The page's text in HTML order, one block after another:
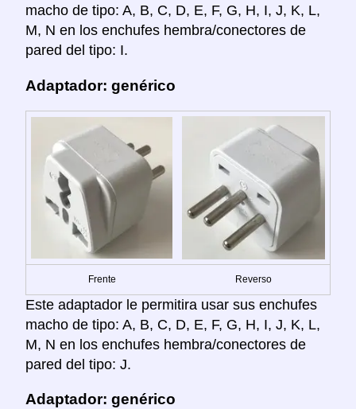
macho de tipo: A, B, C, D, E, F, G, H, I, J, K, L,
M, N en los enchufes hembra/conectores de
pared del tipo: I.
Adaptador: genérico
Frente Reverso
Este adaptador le permitira usar sus enchufes
macho de tipo: A, B, C, D, E, F, G, H, I, J, K, L,
M, N en los enchufes hembra/conectores de
pared del tipo: J.
Adaptador: genérico